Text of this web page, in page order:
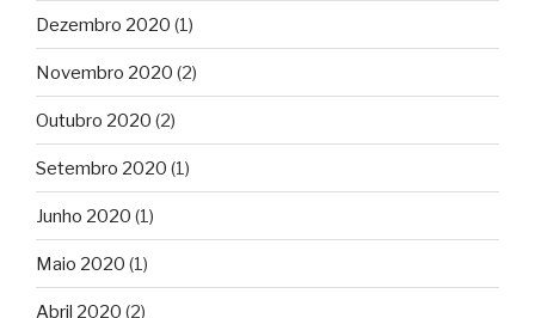
Dezembro 2020 (1)
Novembro 2020 (2)
Outubro 2020 (2)
Setembro 2020 (1)
Junho 2020 (1)
Maio 2020 (1)
Abril 2020 (2)